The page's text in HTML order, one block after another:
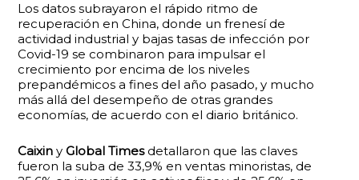
Los datos subrayaron el rápido ritmo de
recuperación en China, donde un frenesí de
actividad industrial y bajas tasas de infección por
Covid-19 se combinaron para impulsar el
crecimiento por encima de los niveles
prepandémicos a fines del año pasado, y mucho
más allá del desempeño de otras grandes
economías, de acuerdo con el diario británico.
CaixinyGlobal Timesdetallaron que las claves
fueron la suba de 33,9% en ventas minoristas, de